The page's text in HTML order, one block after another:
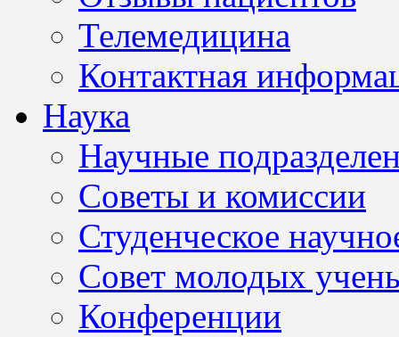
Телемедицина
Контактная
Наука
Научные
Советы и комиссии
Студенческое
Совет молодых
Конференции